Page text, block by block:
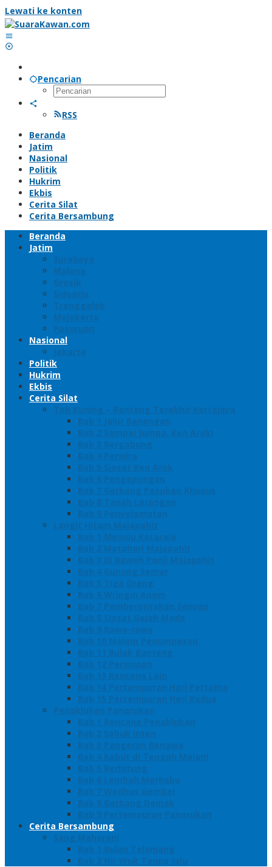
Lewati ke konten
Pencarian
RSS
Beranda
Jatim
Nasional
Politik
Hukrim
Ekbis
Cerita Silat
Cerita Bersambung
Beranda
Jatim
Surabaya
Malang
Gresik
Sidoarjo
Trenggalek
Mojokerto
Pasuruan
Nasional
Jakarta
Politik
Hukrim
Ekbis
Cerita Silat
Toh Kuning – Benteng Terakhir Kertajaya
Bab 1 Jalur Banengan
Bab 2 Sampai Jumpa, Ken Arok!
Bab 3 Bergabung
Bab 4 Perwira
Bab 5 Siasat Ken Arok
Bab 6 Pengepungan
Bab 7 Gerbang Pasukan Khusus
Bab 8 Tanah Larangan
Bab 9 Penyelamatan
Langit Hitam Majapahit
Bab 1 Menuju Kotaraja
Bab 2 Matahari Majapahit
Bab 3 Di Bawah Panji Majapahit
Bab 4 Gunung Semar
Bab 5 Tiga Orang
Bab 6 Wringin Anom
Bab 7 Pemberontakan Senyap
Bab 8 Siasat Gajah Mada
Bab 9 Rawa-rawa
Bab 10 Malam Penumpasan
Bab 11 Bulak Banteng
Bab 12 Persiapan
Bab 13 Rencana Lain
Bab 14 Pertempuran Hari Pertama
Bab 15 Pertempuran Hari Kedua
Penaklukan Panarukan
Bab 1 Rencana Penaklukan
Bab 2 Sabuk Inten
Bab 3 Pangeran Benawa
Bab 4 Kabut di Tengah Malam
Bab 5 Berhitung
Bab 6 Lembah Merbabu
Bab 7 Wedhus Gembel
Bab 8 Gerbang Demak
Bab 9 Pertempuran Panarukan
Cerita Bersambung
Sang Maharani
Bab 1 Bulan Telanjang
Bab 2 Nir Wuk Tanpa Jalu